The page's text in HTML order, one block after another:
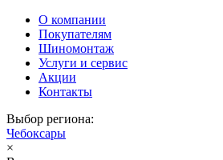
О компании
Покупателям
Шиномонтаж
Услуги и сервис
Акции
Контакты
Выбор региона:
Чебоксары
×